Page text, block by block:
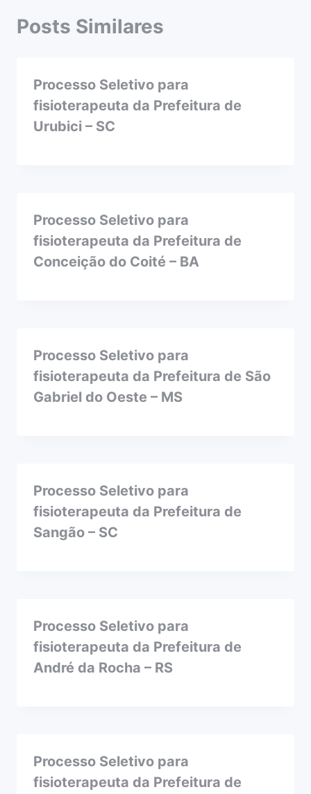
Posts Similares
Processo Seletivo para
fisioterapeuta da Prefeitura de
Urubici – SC
Processo Seletivo para
fisioterapeuta da Prefeitura de
Conceição do Coité – BA
Processo Seletivo para
fisioterapeuta da Prefeitura de São
Gabriel do Oeste – MS
Processo Seletivo para
fisioterapeuta da Prefeitura de
Sangão – SC
Processo Seletivo para
fisioterapeuta da Prefeitura de
André da Rocha – RS
Processo Seletivo para
fisioterapeuta da Prefeitura de